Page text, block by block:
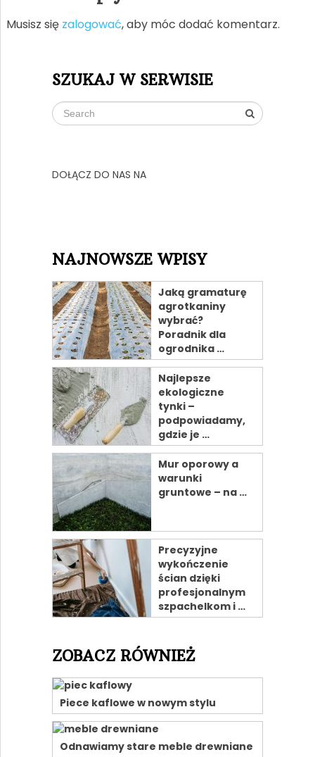
Musisz się zalogować, aby móc dodać komentarz.
SZUKAJ W SERWISIE
DOŁĄCZ DO NAS NA
NAJNOWSZE WPISY
Jaką gramaturę
agrotkaniny
wybrać?
Poradnik dla
ogrodnika …
Najlepsze
ekologiczne
tynki –
podpowiadamy,
gdzie je …
Mur oporowy a
warunki
gruntowe – na …
Precyzyjne
wykończenie
ścian dzięki
profesjonalnym
szpachelkom i …
ZOBACZ RÓWNIEŻ
Piece kaflowe w nowym stylu
Odnawiamy stare meble drewniane